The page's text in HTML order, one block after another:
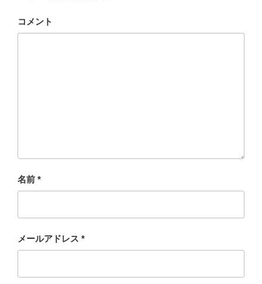
コメント
名前 *
メールアドレス *